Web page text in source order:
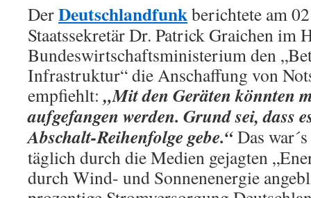
DerDeutschlandfunkberichtete am
Staatssekretär Dr. Patrick Graichen im
Bundeswirtschaftsministerium den
Infrastruktur“ die Anschaffung von
empfiehlt:„Mit den Geräten könnten
aufgefangen werden. Grund sei, dass
Abschalt-Reihenfolge gebe.“Das
täglich durch die Medien gejagten
durch Wind- und Sonnenenergie